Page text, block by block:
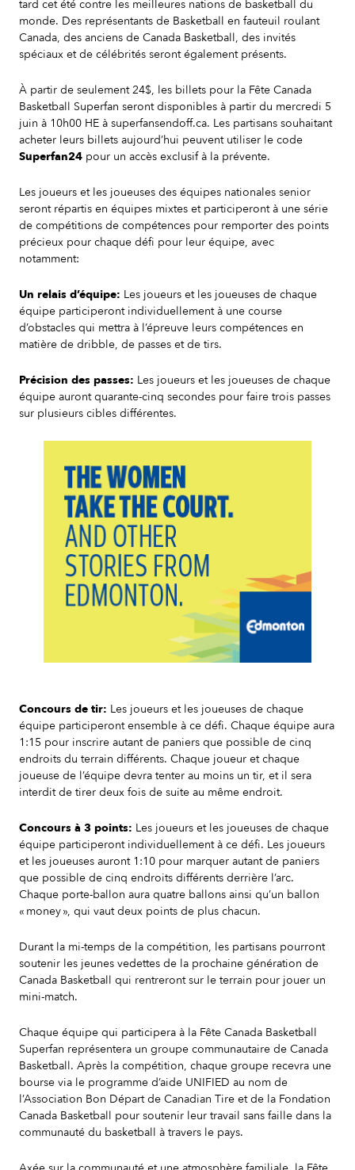
tard cet été contre les meilleures nations de basketball du
monde. Des représentants de Basketball en fauteuil roulant
Canada, des anciens de Canada Basketball, des invités
spéciaux et de célébrités seront également présents.
À partir de seulement 24$, les billets pour la Fête Canada
Basketball Superfan seront disponibles à partir du mercredi 5
juin à 10h00 HE à superfansendoff.ca. Les partisans souhaitant
acheter leurs billets aujourd’hui peuvent utiliser le code
Superfan24 pour un accès exclusif à la prévente.
Les joueurs et les joueuses des équipes nationales senior
seront répartis en équipes mixtes et participeront à une série
de compétitions de compétences pour remporter des points
précieux pour chaque défi pour leur équipe, avec
notamment:
Un relais d’équipe: Les joueurs et les joueuses de chaque
équipe participeront individuellement à une course
d’obstacles qui mettra à l’épreuve leurs compétences en
matière de dribble, de passes et de tirs.
Précision des passes: Les joueurs et les joueuses de chaque
équipe auront quarante-cinq secondes pour faire trois passes
sur plusieurs cibles différentes.
Concours de tir: Les joueurs et les joueuses de chaque
équipe participeront ensemble à ce défi. Chaque équipe aura
1:15 pour inscrire autant de paniers que possible de cinq
endroits du terrain différents. Chaque joueur et chaque
joueuse de l’équipe devra tenter au moins un tir, et il sera
interdit de tirer deux fois de suite au même endroit.
Concours à 3 points: Les joueurs et les joueuses de chaque
équipe participeront individuellement à ce défi. Les joueurs
et les joueuses auront 1:10 pour marquer autant de paniers
que possible de cinq endroits différents derrière l’arc.
Chaque porte-ballon aura quatre ballons ainsi qu’un ballon
« money », qui vaut deux points de plus chacun.
Durant la mi-temps de la compétition, les partisans pourront
soutenir les jeunes vedettes de la prochaine génération de
Canada Basketball qui rentreront sur le terrain pour jouer un
mini-match.
Chaque équipe qui participera à la Fête Canada Basketball
Superfan représentera un groupe communautaire de Canada
Basketball. Après la compétition, chaque groupe recevra une
bourse via le programme d’aide UNIFIED au nom de
l’Association Bon Départ de Canadian Tire et de la Fondation
Canada Basketball pour soutenir leur travail sans faille dans la
communauté du basketball à travers le pays.